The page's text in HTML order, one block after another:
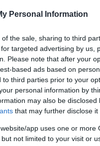
Personal Information
the sale, sharing to third
targeted advertising by us,
Please note that after your
based ads based on
to third parties prior to your
personal information by
may also be
that may further disclose it
app uses one or
not limited to your visit or
πρώην
Υγείας τονίζει ότι
παραγράφηκε
επί
Πολιτική|02.12.2019